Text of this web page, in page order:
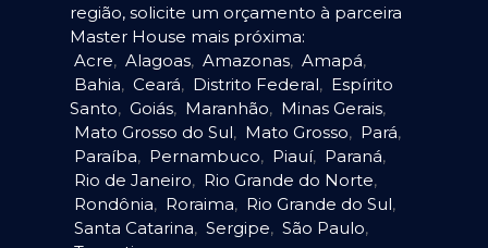
região, solicite um orçamento à parceira
Master House mais próxima:
Acre, Alagoas, Amazonas, Amapá,
Bahia, Ceará, Distrito Federal, Espírito
Santo, Goiás, Maranhão, Minas Gerais,
Mato Grosso do Sul, Mato Grosso, Pará,
Paraíba, Pernambuco, Piauí, Paraná,
Rio de Janeiro, Rio Grande do Norte,
Rondônia, Roraima, Rio Grande do Sul,
Santa Catarina, Sergipe, São Paulo,